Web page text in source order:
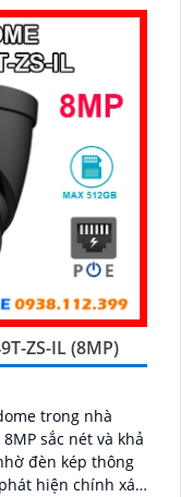
tiện, nâng cao
giá rẻ hiệu quả
ZS-IL (8MP)
trong nhà
sắc nét và khả
đèn kép thông